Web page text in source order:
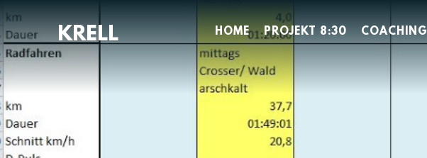
Inhalt
springen
HOME PROJEKT 8:30 COACHING